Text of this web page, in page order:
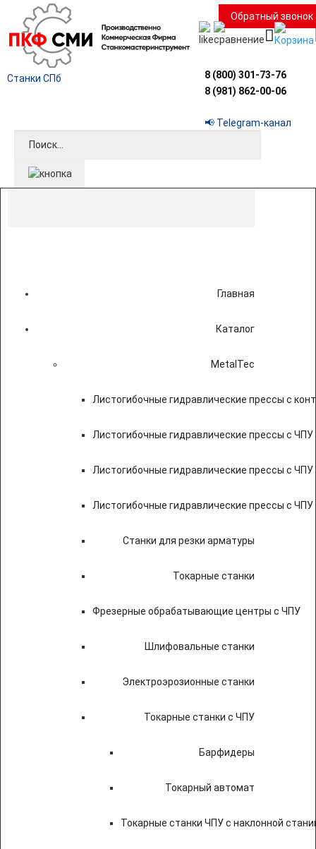
Станки СПб
Обратный звонок
8 (800) 301-73-76
8 (981) 862-00-06
📢 Telegram-канал
Главная
Каталог
MetalTec
Листогибочные гидравлические прессы с
Листогибочные гидравлические прессы с
Листогибочные гидравлические прессы с ЧПУ
Листогибочные гидравлические прессы с
Станки для резки арматуры
Токарные станки
Фрезерные обрабатывающие центры с ЧПУ
Шлифовальные станки
Электроэрозионные станки
Токарные станки с ЧПУ
Барфидеры
Токарный автомат
Токарные станки ЧПУ c наклонной